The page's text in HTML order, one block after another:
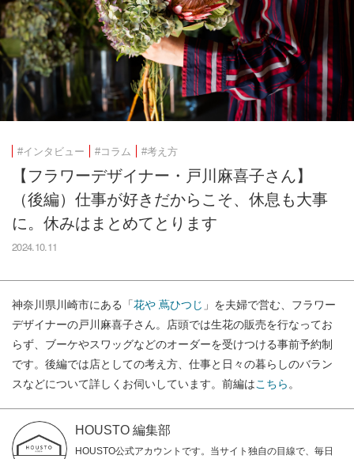
#インタビュー #コラム #考え方
【フラワーデザイナー・戸川麻喜子さん】
（後編）仕事が好きだからこそ、休息も大事
に。休みはまとめてとります
2024.10.11
神奈川県川崎市にある「花や 蔦ひつじ 」を夫婦で営む、フラワー
デザイナーの戸川麻喜子さん。店頭では生花の販売を行なってお
らず、ブーケやスワッグなどのオーダーを受けつける事前予約制
です。後編では店としての考え方、仕事と日々の暮らしのバラン
スなどについて詳しくお伺いしています。前編はこちら 。
HOUSTO 編集部
HOUSTO公式アカウントです。当サイト独自の目線で、毎日